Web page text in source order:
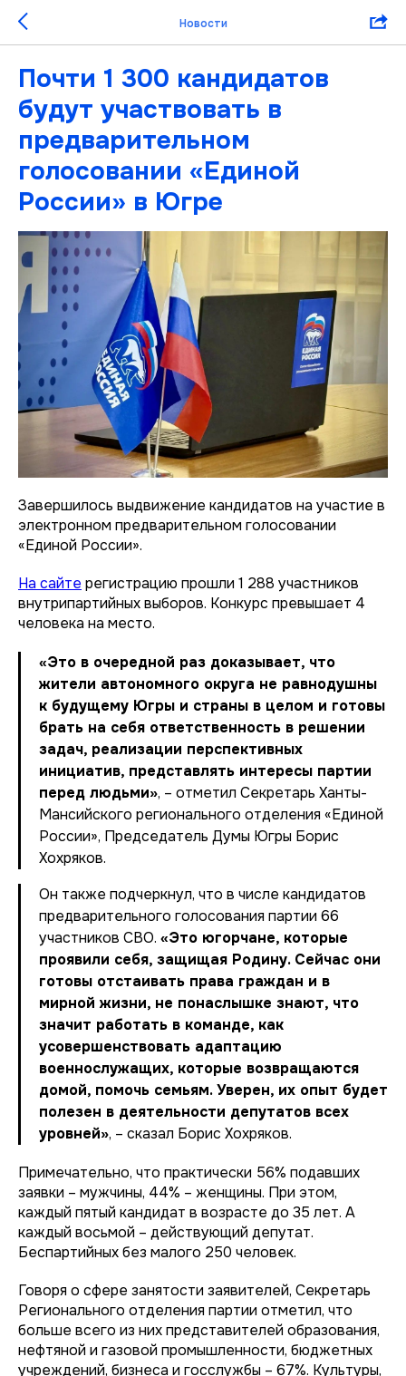
Новости
Почти 1 300 кандидатов
будут участвовать в
предварительном
голосовании «Единой
России» в Югре
Завершилось выдвижение кандидатов на участие в
электронном предварительном голосовании
«Единой России».
На сайте регистрацию прошли 1 288 участников
внутрипартийных выборов. Конкурс превышает 4
человека на место.
«Это в очередной раз доказывает, что
жители автономного округа не равнодушны
к будущему Югры и страны в целом и готовы
брать на себя ответственность в решении
задач, реализации перспективных
инициатив, представлять интересы партии
перед людьми», – отметил Секретарь Ханты-
Мансийского регионального отделения «Единой
России», Председатель Думы Югры Борис
Хохряков.
Он также подчеркнул, что в числе кандидатов
предварительного голосования партии 66
участников СВО. «Это югорчане, которые
проявили себя, защищая Родину. Сейчас они
готовы отстаивать права граждан и в
мирной жизни, не понаслышке знают, что
значит работать в команде, как
усовершенствовать адаптацию
военнослужащих, которые возвращаются
домой, помочь семьям. Уверен, их опыт будет
полезен в деятельности депутатов всех
уровней», – сказал Борис Хохряков.
Примечательно, что практически 56% подавших
заявки – мужчины, 44% – женщины. При этом,
каждый пятый кандидат в возрасте до 35 лет. А
каждый восьмой – действующий депутат.
Беспартийных без малого 250 человек.
Говоря о сфере занятости заявителей, Секретарь
Регионального отделения партии отметил, что
больше всего из них представителей образования,
нефтяной и газовой промышленности, бюджетных
учреждений, бизнеса и госслужбы – 67%. Культуры,